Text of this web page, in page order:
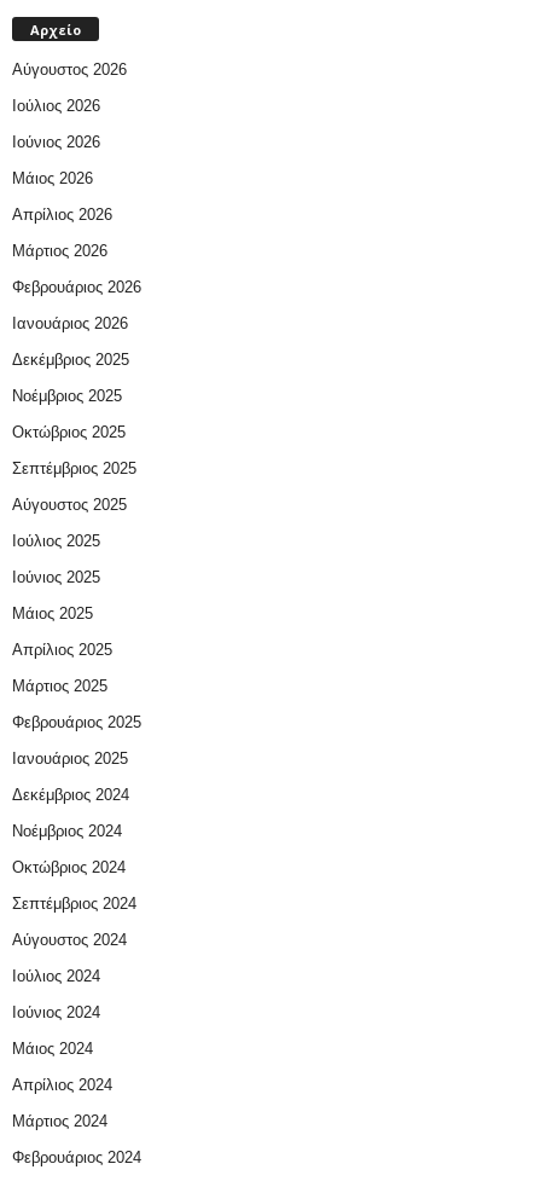
Αρχείο
Αύγουστος 2026
Ιούλιος 2026
Ιούνιος 2026
Μάιος 2026
Απρίλιος 2026
Μάρτιος 2026
Φεβρουάριος 2026
Ιανουάριος 2026
Δεκέμβριος 2025
Νοέμβριος 2025
Οκτώβριος 2025
Σεπτέμβριος 2025
Αύγουστος 2025
Ιούλιος 2025
Ιούνιος 2025
Μάιος 2025
Απρίλιος 2025
Μάρτιος 2025
Φεβρουάριος 2025
Ιανουάριος 2025
Δεκέμβριος 2024
Νοέμβριος 2024
Οκτώβριος 2024
Σεπτέμβριος 2024
Αύγουστος 2024
Ιούλιος 2024
Ιούνιος 2024
Μάιος 2024
Απρίλιος 2024
Μάρτιος 2024
Φεβρουάριος 2024